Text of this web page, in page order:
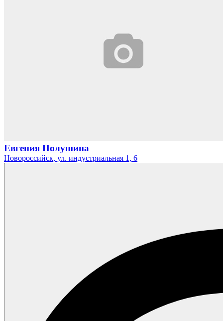
Евгения Полушина
Новороссийск, ул. индустриальная 1, 6